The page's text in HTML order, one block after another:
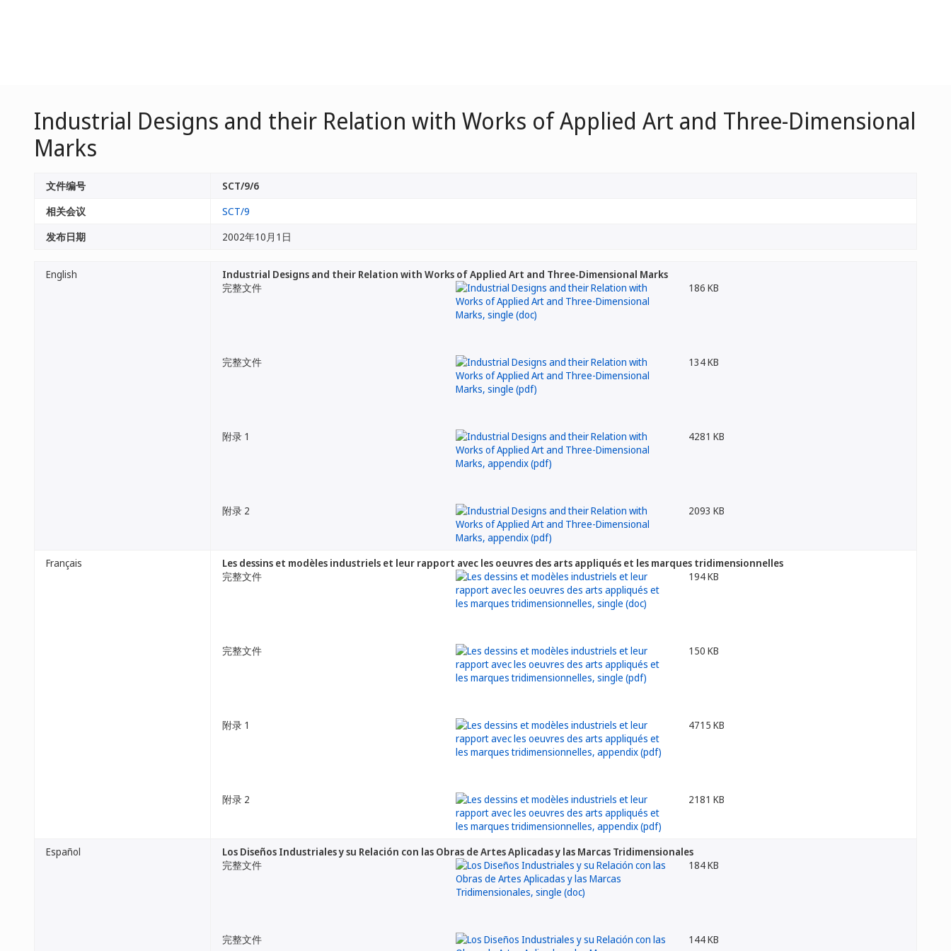
Industrial Designs and their Relation with Works of Applied Art and Three-Dimensional
Marks
文件编号
SCT/9/6
相关会议
SCT/9
发布日期
2002年10月1日
English
Industrial Designs and their Relation with Works of Applied Art and Three-Dimensional Marks
完整文件
186 KB
完整文件 134 KB
附录 1 4281 KB
附录 2 2093 KB
Français
Les dessins et modèles industriels et leur rapport avec les oeuvres des arts appliqués et les marques tridimensionnelles
完整文件
194 KB
完整文件 150 KB
附录 1 4715 KB
附录 2 2181 KB
Español
Los Diseños Industriales y su Relación con las Obras de Artes Aplicadas y las Marcas Tridimensionales
完整文件
184 KB
完整文件 144 KB